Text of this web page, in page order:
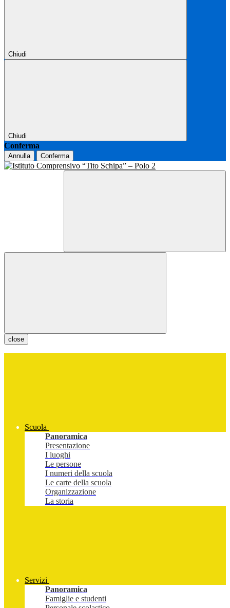
Chiudi
Chiudi
Conferma
Annulla Conferma
close
Scuola
Panoramica
Presentazione
I luoghi
Le persone
I numeri della scuola
Le carte della scuola
Organizzazione
La storia
Servizi
Panoramica
Famiglie e studenti